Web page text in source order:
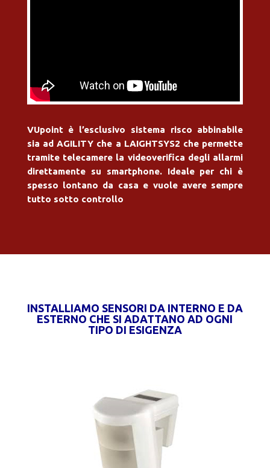
VUpoint è l’esclusivo sistema risco abbinabile
sia ad AGILITY che a LAIGHTSYS2 che permette
tramite telecamere la videoverifica degli allarmi
direttamente su smartphone. Ideale per chi è
spesso lontano da casa e vuole avere sempre
tutto sotto controllo
INSTALLIAMO SENSORI DA INTERNO E DA
ESTERNO CHE SI ADATTANO AD OGNI
TIPO DI ESIGENZA